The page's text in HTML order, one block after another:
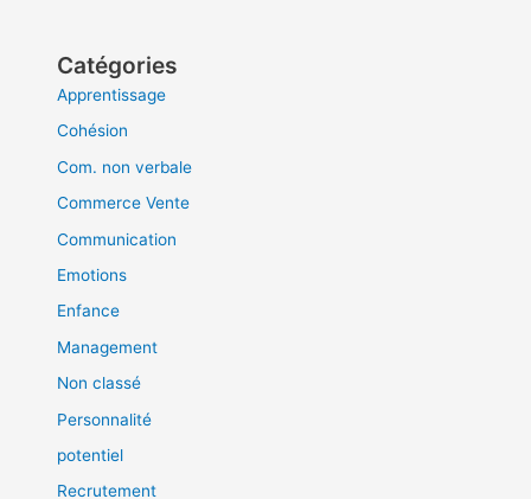
Catégories
Apprentissage
Cohésion
Com. non verbale
Commerce Vente
Communication
Emotions
Enfance
Management
Non classé
Personnalité
potentiel
Recrutement